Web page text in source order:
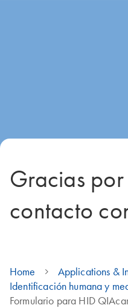
Gracias
contacto
Home
Applications &
Identificación humana y
Formulario para HID